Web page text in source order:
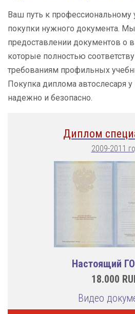
Ваш путь к профессиональному
покупки нужного документа.
предоставлении документов о
которые полностью
требованиям профильных
Покупка диплома автослесаря у
надежно и безопасно.
Диплом
2009-2011
Настоящий
18.000
Видео